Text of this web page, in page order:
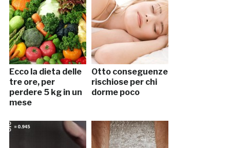
Ecco la dieta delle
tre ore, per
perdere 5 kg in un
mese
Otto conseguenze
rischiose per chi
dorme poco